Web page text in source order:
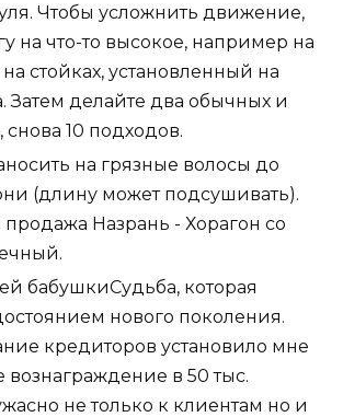
Чтобы усложнить движение,
на что-то высокое, например на
стойках, установленный на
Затем делайте два обычных и
10 подходов.
на грязные волосы до
(длину может подсушивать).
продажа Назрань - Хорагон со
бабушкиСудьба, которая
нового поколения.
кредиторов установило мне
в 50 тыс.
не только к клиентам но и